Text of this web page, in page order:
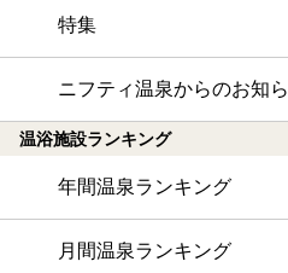
特集
ニフティ温泉からのお知
温浴施設ランキング
年間温泉ランキング
月間温泉ランキング